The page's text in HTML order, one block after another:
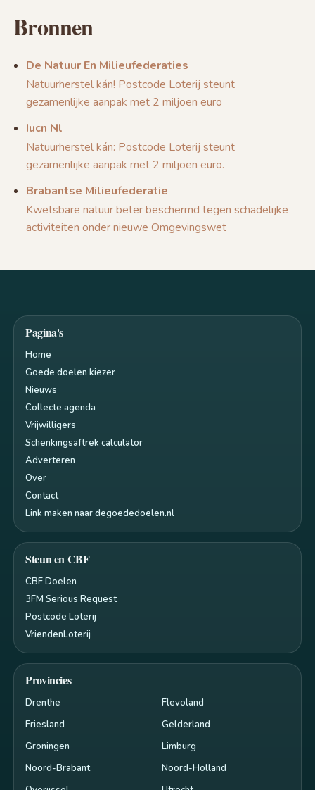
Bronnen
De Natuur En Milieufederaties
Natuurherstel kán! Postcode Loterij steunt
gezamenlijke aanpak met 2 miljoen euro
Iucn Nl
Natuurherstel kán: Postcode Loterij steunt
gezamenlijke aanpak met 2 miljoen euro.
Brabantse Milieufederatie
Kwetsbare natuur beter beschermd tegen schadelijke
activiteiten onder nieuwe Omgevingswet
Pagina's
Home
Goede doelen kiezer
Nieuws
Collecte agenda
Vrijwilligers
Schenkingsaftrek calculator
Adverteren
Over
Contact
Link maken naar degoededoelen.nl
Steun en CBF
CBF Doelen
3FM Serious Request
Postcode Loterij
VriendenLoterij
Provincies
Drenthe
Flevoland
Friesland
Gelderland
Groningen
Limburg
Noord-Brabant
Noord-Holland